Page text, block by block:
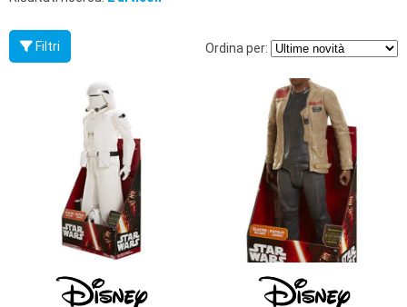
INFANZIA
PUZZLE
VALIGERIA-
BORSETTE
Filtri Ordina per: